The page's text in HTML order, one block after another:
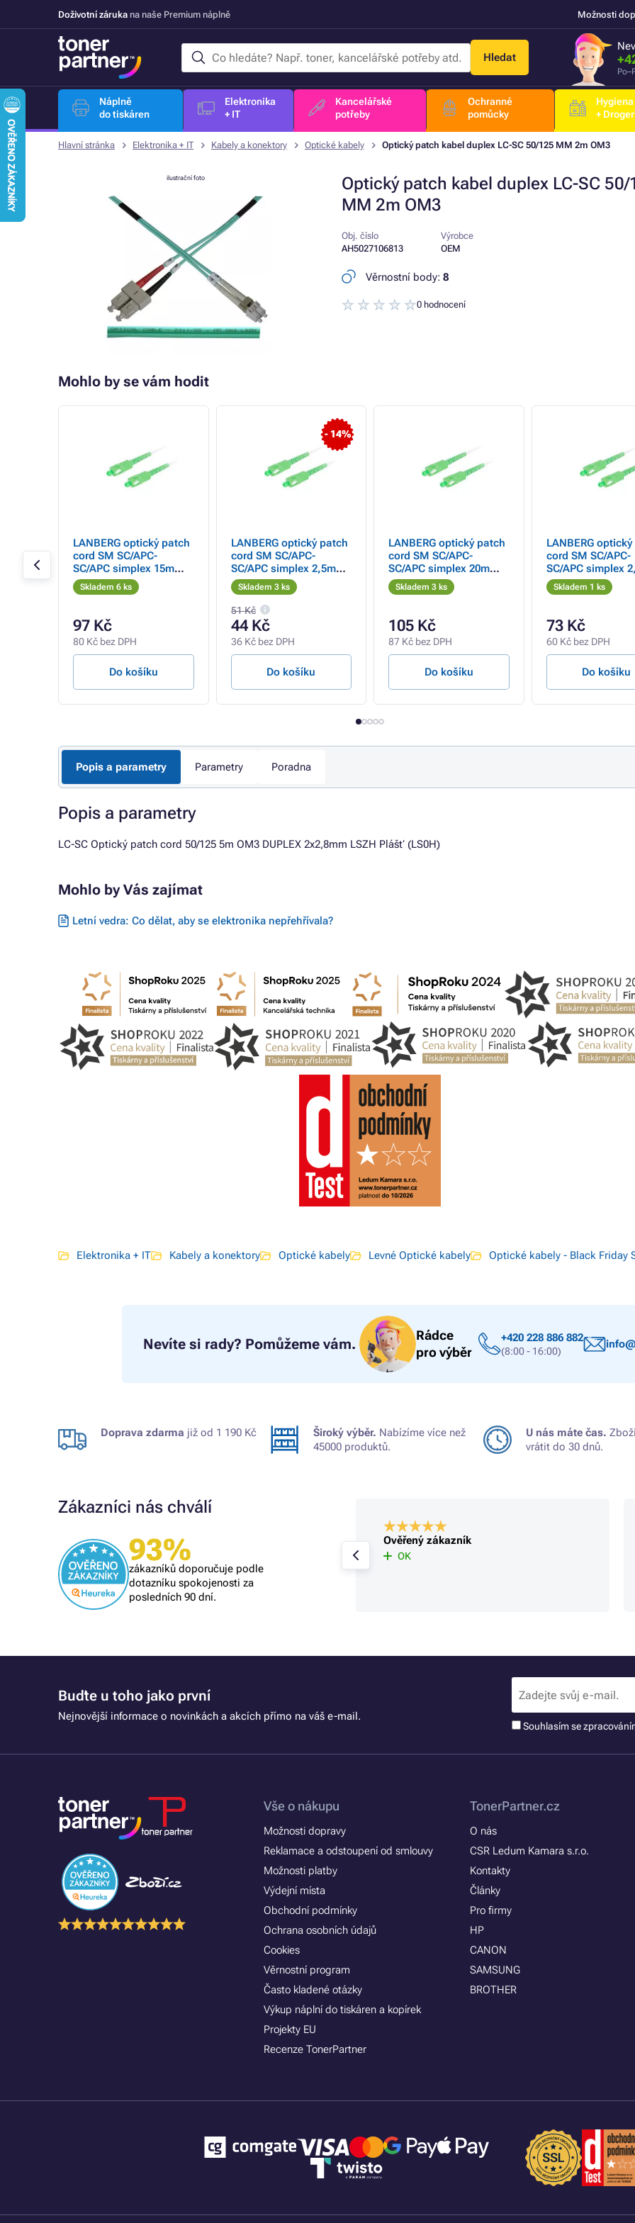
Doživotní záruka na naše Premium náplně Možnosti
Hledat
Náplně
do tiskáren
Elektronika
+ IT
Kancelářské
potřeby
Ochranné
pomůcky
Hygiena
+
Hlavní stránka Elektronika + IT Kabely a konektory Optické kabely Optický patch kabel duplex LC-SC 50/125 MM 2m OM3
Optický patch kabel duplex LC-SC 50/
MM 2m OM3
ilustrační foto
Obj. číslo
AH5027106813
Výrobce
OEM
Věrnostní body: 8
0 hodnocení
Mohlo by se vám hodit
Hz 25
LANBERG optický patch
cord SM SC/APC-
SC/APC simplex 15m
LSZH G657A2 průměr
3mm, barva bílá
Skladem 6 ks
97 Kč
80 Kč bez DPH
Do košíku
- 14%
LANBERG optický patch
cord SM SC/APC-
SC/APC simplex 2,5m
LSZH G657A2 průměr
3mm, barva bílá
Skladem 3 ks
51 Kč
44 Kč
36 Kč bez DPH
Do košíku
LANBERG optický patch
cord SM SC/APC-
SC/APC simplex 20m
LSZH G657A2 průměr
3mm, barva bílá
Skladem 3 ks
105 Kč
87 Kč bez DPH
Do košíku
LANBERG
cord SM SC/APC-
SC/APC simplex
LSZH G657B3
3mm, barva bílá
Skladem 1 ks
73 Kč
60 Kč bez DPH
Do košíku
Popis a parametry Parametry Poradna
Popis a parametry
LC-SC Optický patch cord 50/125 5m OM3 DUPLEX 2x2,8mm LSZH Plášť (LS0H)
Mohlo by Vás zajímat
Letní vedra: Co dělat, aby se elektronika nepřehřívala?
Elektronika + IT Kabely a konektory Optické kabely Levné Optické kabely Optické kabely - Black Friday
Nevíte si rady? Pomůžeme vám.
Rádce
pro výběr
+420 228 886 882
(8:00 - 16:00)
Doprava zdarma již od 1 190 Kč Široký výběr. Nabízíme více než
45000 produktů.
U nás máte čas.
vrátit do 30 dnů.
Zákazníci nás chválí
93%
zákazníků doporučuje podle
dotazníku spokojenosti za
posledních 90 dní.
Ověřený zákazník
naprostý spoleh
vše O,K,
Ověřený zákazník
OK
Buďte u toho jako první
Nejnovější informace o novinkách a akcích přímo na váš e-mail.
Souhlasím se
Vše o nákupu
Možnosti dopravy
Reklamace a odstoupení od smlouvy
Možnosti platby
Výdejní místa
Obchodní podmínky
Ochrana osobních údajů
Cookies
Věrnostní program
Často kladené otázky
Výkup náplní do tiskáren a kopírek
Projekty EU
Recenze TonerPartner
TonerPartner.cz
O nás
CSR Ledum Kamara s.r.o.
Kontakty
Články
Pro firmy
HP
CANON
SAMSUNG
BROTHER